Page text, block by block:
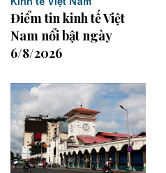
Điểm tin kinh tế Việt
Nam nổi bật ngày
6/8/2026